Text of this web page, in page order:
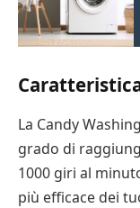
La Candy
grado di
1000 giri al
più efficace dei